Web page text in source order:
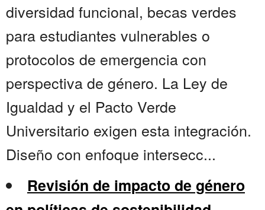
diversidad funcional, becas verdes
para estudiantes vulnerables o
protocolos de emergencia con
perspectiva de género. La Ley de
Igualdad y el Pacto Verde
Universitario exigen esta integración.
Diseño con enfoque intersecc...
Revisión de impacto de género